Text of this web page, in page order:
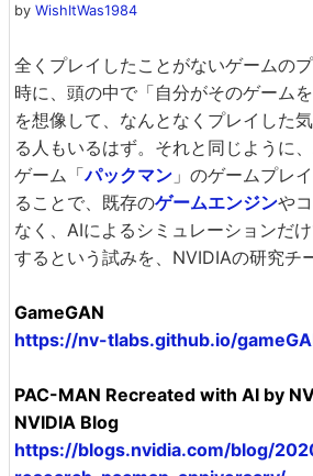
by WishItWas1984
全くプレイしたことがないゲームの
時に、頭の中で「自分がそのゲーム
を想像して、なんとなくプレイした
る人もいるはず。それと同じように
ゲーム「パックマン 」のゲームプレ
ることで、既存のゲームエンジンや
なく、AIによるシミュレーションだ
するという試みを、NVIDIAの研究チ
GameGAN
https://nv-tlabs.github.io/
PAC-MAN Recreated with AI by
NVIDIA Blog
https://blogs.nvidia.com/blog/